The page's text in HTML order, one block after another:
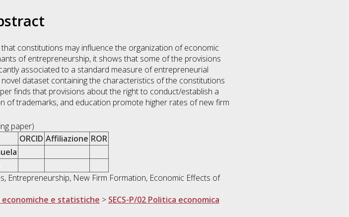
constitutions may influence the organization of economic
of entrepreneurship, it shows that some of the provisions
associated to a standard measure of entrepreneurial
dataset containing the characteristics of the constitutions
finds that provisions about the right to conduct/establish a
of trademarks, and education promote higher rates of new firm
paper)
ORCID Affiliazione ROR
Entrepreneurship, New Firm Formation, Economic Effects of
economiche e statistiche > SECS-P/02 Politica economica